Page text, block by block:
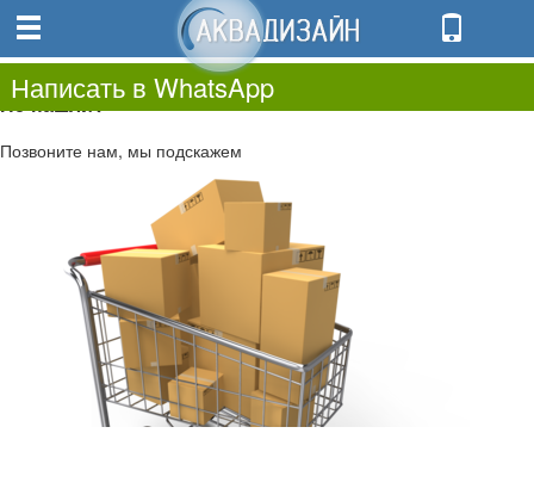
0.00
0
Не нашли?
Позвоните нам, мы подскажем
Написать в WhatsApp